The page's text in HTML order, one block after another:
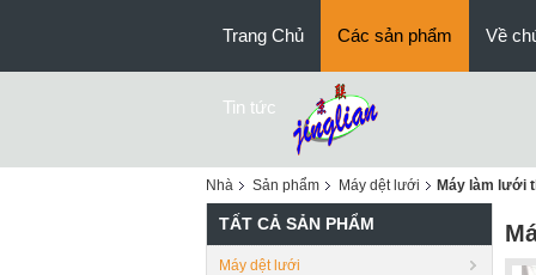
Trang Chủ Các sản phẩm Về
Tin tức
Nhà Sản phẩm Máy dệt lưới Máy làm lưới
TẤT CẢ SẢN PHẨM
Máy dệt lưới